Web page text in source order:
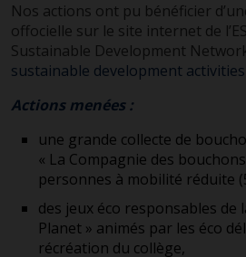
Nos actions ont pu bénéficier
offocielle sur le site internet de
Sustainable Development
sustainable development
Actions menées :
une grande collecte de
« La Compagnie des
personnes à mobilité réduite
des jeux éco responsables de
Planet » animés par les éco
récréation du collège,